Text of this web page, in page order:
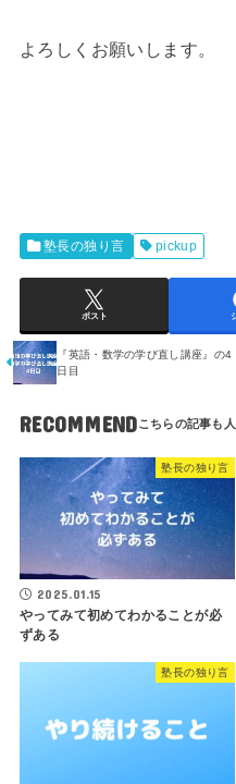
よろしくお願いします。
塾長の独り言 pickup
ポスト
『英語・数学の学び直し講座』の4
日目
RECOMMEND
塾長の独り言
2025.01.15
やってみて初めてわかることが必
ずある
塾長の独り言